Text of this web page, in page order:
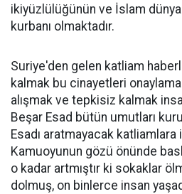
ikiyüzlülüğünün ve İslam
kurbanı olmaktadır.
Suriye'den gelen katliam
kalmak bu cinayetleri
alışmak ve tepkisiz kalmak
Beşar Esad bütün umutları
Esadı aratmayacak katliamlara
Kamuoyunun gözü önünde
o kadar artmıştır ki sokaklar
dolmuş, on binlerce insan